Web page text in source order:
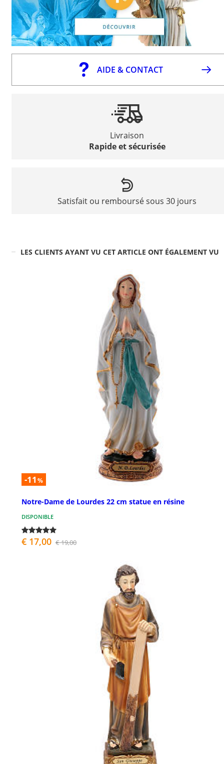
AIDE & CONTACT
Livraison
Rapide et sécurisée
Satisfait ou remboursé sous 30 jours
LES CLIENTS AYANT VU CET ARTICLE ONT ÉGALEMENT VU
-11 %
Notre-Dame de Lourdes 22 cm statue en résine
DISPONIBLE
€ 17,00 € 19,00